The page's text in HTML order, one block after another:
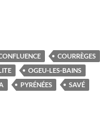
le Béarn, Pyrénées
COURRÈGES
OGEU-LES-BAINS
PYRÉNÉES
SAVÉ